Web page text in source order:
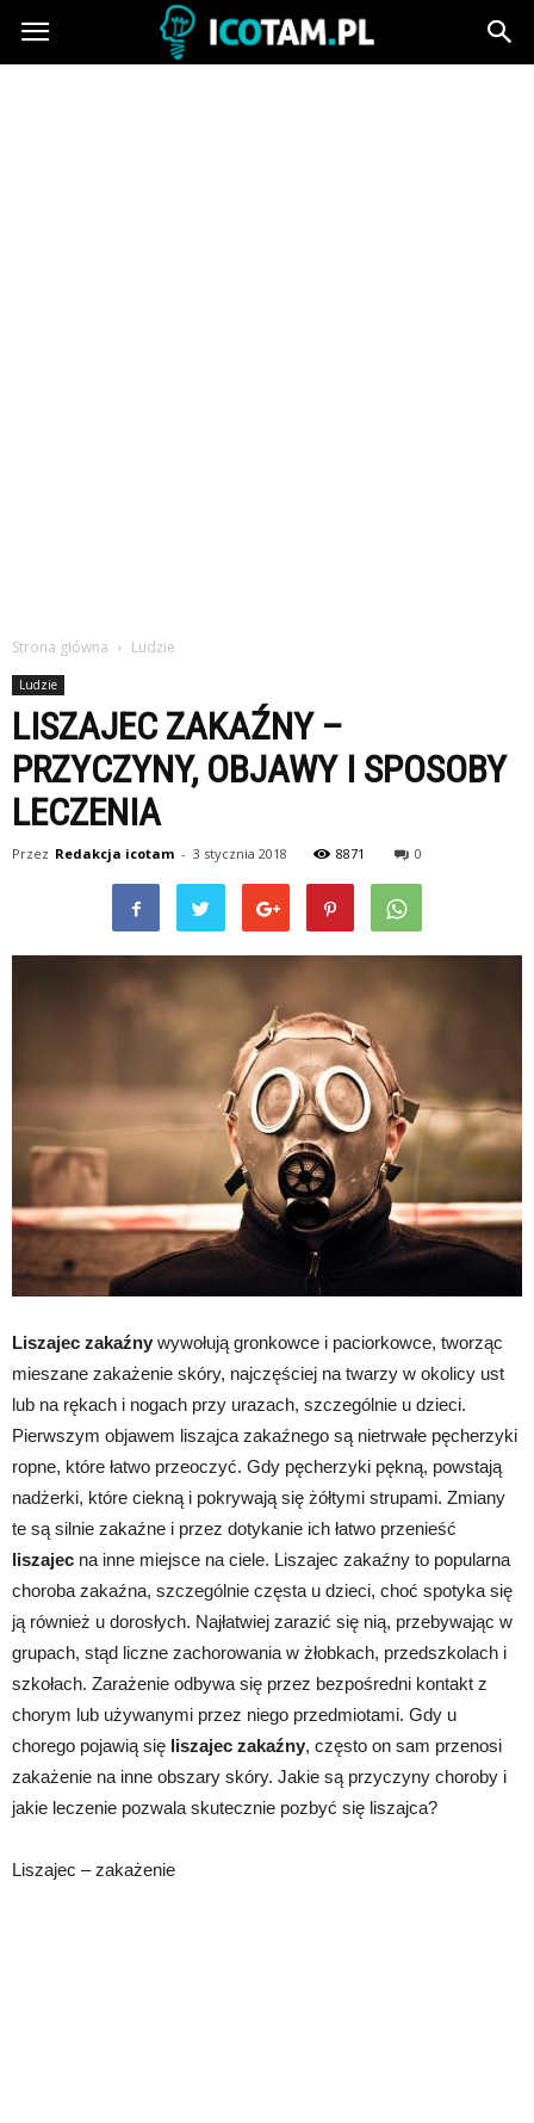
icotam.pl
Strona główna Ludzie
Ludzie
LISZAJEC ZAKAŹNY –
PRZYCZYNY, OBJAWY I SPOSOBY
LECZENIA
Przez Redakcja icotam - 3 stycznia 2018 8871 0
Liszajec zakaźny wywołują gronkowce i paciorkowce, tworząc
mieszane zakażenie skóry, najczęściej na twarzy w okolicy ust
lub na rękach i nogach przy urazach, szczególnie u dzieci.
Pierwszym objawem liszajca zakaźnego są nietrwałe pęcherzyki
ropne, które łatwo przeoczyć. Gdy pęcherzyki pękną, powstają
nadżerki, które ciekną i pokrywają się żółtymi strupami. Zmiany
te są silnie zakaźne i przez dotykanie ich łatwo przenieść
liszajec na inne miejsce na ciele. Liszajec zakaźny to popularna
choroba zakaźna, szczególnie częsta u dzieci, choć spotyka się
ją również u dorosłych. Najłatwiej zarazić się nią, przebywając w
grupach, stąd liczne zachorowania w żłobkach, przedszkolach i
szkołach. Zarażenie odbywa się przez bezpośredni kontakt z
chorym lub używanymi przez niego przedmiotami. Gdy u
chorego pojawią się liszajec zakaźny, często on sam przenosi
zakażenie na inne obszary skóry. Jakie są przyczyny choroby i
jakie leczenie pozwala skutecznie pozbyć się liszajca?
Liszajec – zakażenie